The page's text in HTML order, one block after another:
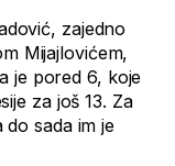
zajedno
Mijajlovićem,
je pored 6, koje
za još 13. Za
sada im je